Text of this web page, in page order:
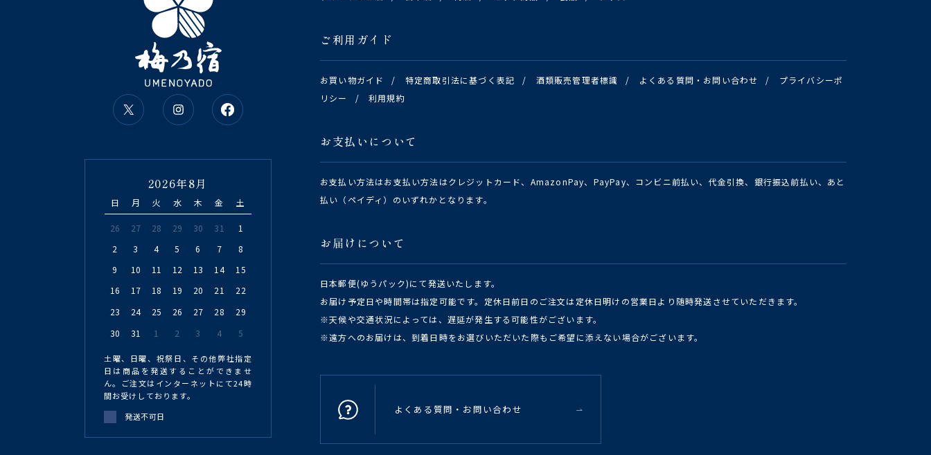
ご利用ガイド
お買い物ガイド / 特定商取引法に基づく表記 / 酒類販売管理者標識 / よくある質問・お問い合わせ /
プライバシーポ
リシー
/ 利用規約
お支払いについて
お支払い方法はお支払い方法はクレジットカード、AmazonPay、PayPay、コンビニ前払い、代金引換、銀行振込前払い、あと
払い（ペイディ）のいずれかとなります。
お届けについて
日本郵便(ゆうパック)にて発送いたします。
お届け予定日や時間帯は指定可能です。定休日前日のご注文は定休日明けの営業日より随時発送させていただきます。
※天候や交通状況によっては、遅延が発生する可能性がございます。
※遠方へのお届けは、到着日時をお選びいただいた際もご希望に添えない場合がございます。
よくある質問・お問い合わせ
2026年8月
日 月 火 水 木 金 土
26 27 28 29 30 31
1
2
3 4 5 6 7
8
9
10 11 12 13 14
15
16
17 18 19 20 21
22
23
24 25 26 27 28
29
30
31 1 2 3 4 5
土曜、日曜、祝祭日、その他弊社指定
日は商品を発送することができませ
ん。ご注文はインターネットにて24時
間お受けしております。
発送不可日